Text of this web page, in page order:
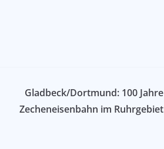
Gladbeck/Dortmund: 100 Jahre
Zecheneisenbahn im Ruhrgebiet